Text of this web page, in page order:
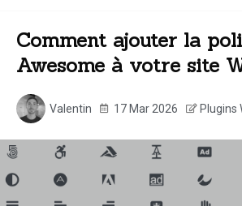
Comment ajouter la
Awesome à votre site
Valentin 17 Mar 2026 Plugins